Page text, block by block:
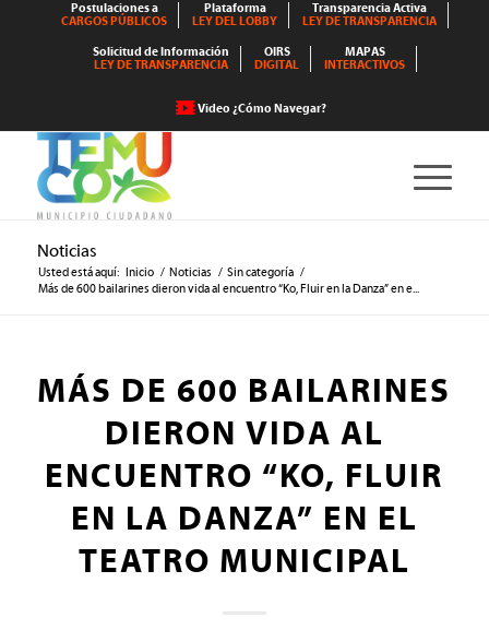
Postulaciones a
CARGOS PÚBLICOS
Plataforma
LEY DEL LOBBY
Transparencia Activa
LEY DE TRANSPARENCIA
Solicitud de Información
LEY DE TRANSPARENCIA
OIRS
DIGITAL
MAPAS
INTERACTIVOS
Video ¿Cómo Navegar?
Noticias
Usted está aquí: Inicio / Noticias / Sin categoría /
Más de 600 bailarines dieron vida al encuentro “Ko, Fluir en la Danza” en e...
MÁS DE 600 BAILARINES
DIERON VIDA AL
ENCUENTRO “KO, FLUIR
EN LA DANZA” EN EL
TEATRO MUNICIPAL